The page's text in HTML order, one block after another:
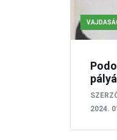
KULTÚRA
2024.